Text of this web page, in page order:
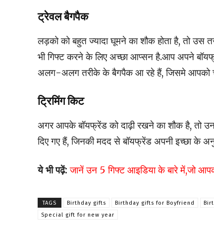
ट्रेवल बैगपैक
लड़को को बहुत ज्यादा घूमने का शौक होता है, तो
भी गिफ्ट करने के लिए अच्छा आप्सन है.आप अपने
अलग-अलग तरीके के बैगपैक आ रहे हैं, जिसमे आपको
ट्रिमिंग किट
अगर आपके बॉयफ्रेंड को दाढ़ी रखने का शौक है, तो
दिए गए हैं, जिनकी मदद से बॉयफ्रेंड अपनी इच्छा के
ये भी पढ़ें: जानें उन 5 गिफ्ट आइडिया के बारे में,जो
TAGS Birthday gifts Birthday gifts for Boyfriend
Special gift for new year